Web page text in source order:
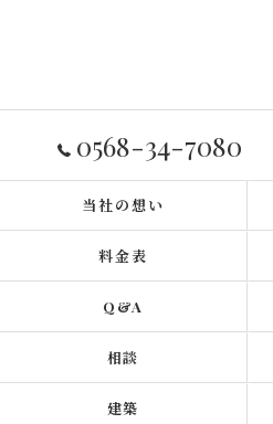
0568-34-7080
当社の想い
料金表
Q&A
相談
建築